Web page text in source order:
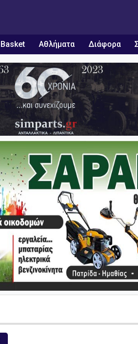
Basket Αθλήματα Διάφορα